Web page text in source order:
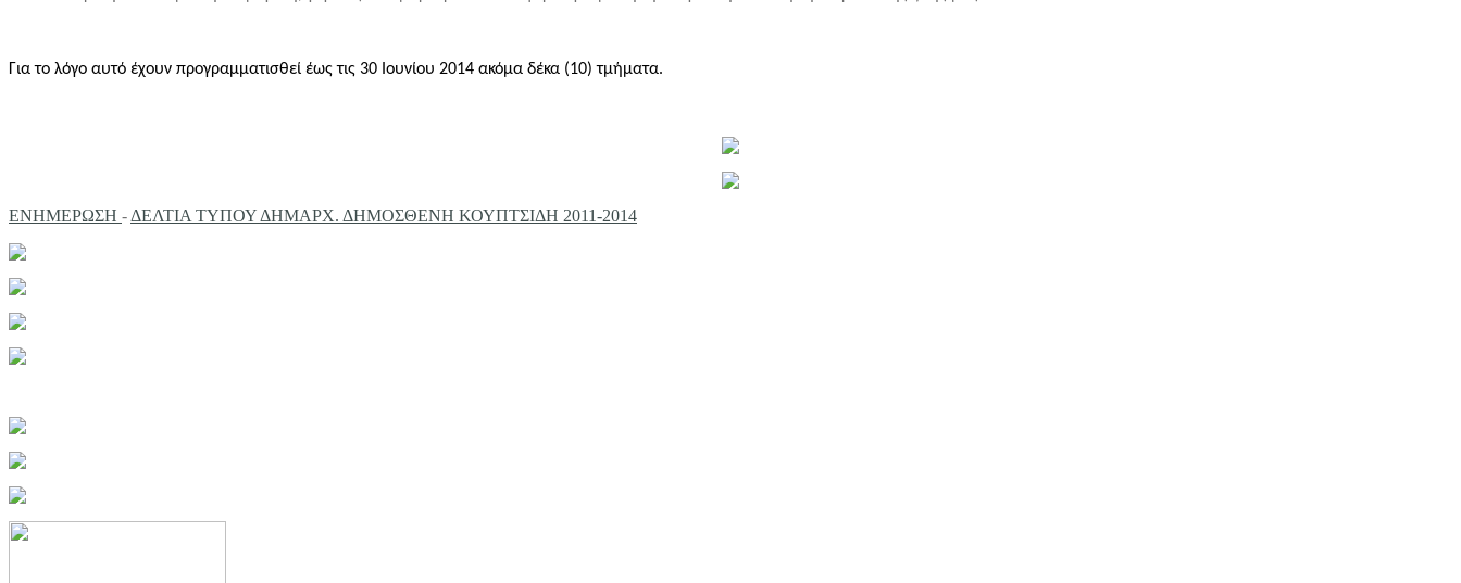
Για το λόγο αυτό έχουν προγραμματισθεί έως τις 30 Ιουνίου 2014 ακόμα δέκα (10) τμήματα.
ΕΝΗΜΕΡΩΣΗ - ΔΕΛΤΙΑ ΤΥΠΟΥ ΔΗΜΑΡΧ. ΔΗΜΟΣΘΕΝΗ ΚΟΥΠΤΣΙΔΗ 2011-2014